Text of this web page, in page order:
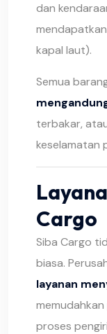
dan
kapal laut).
Semua
terbakar,
keselamatan
Cargo
Siba Cargo
biasa.
layanan
proses